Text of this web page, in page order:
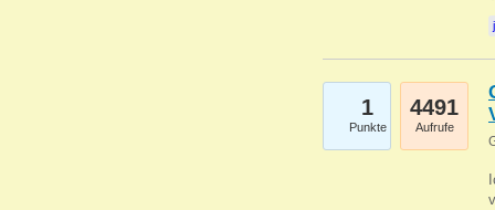
1
Punkte
4491
Aufrufe